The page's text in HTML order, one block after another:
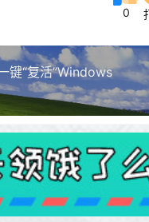
0
键“复活”Windows